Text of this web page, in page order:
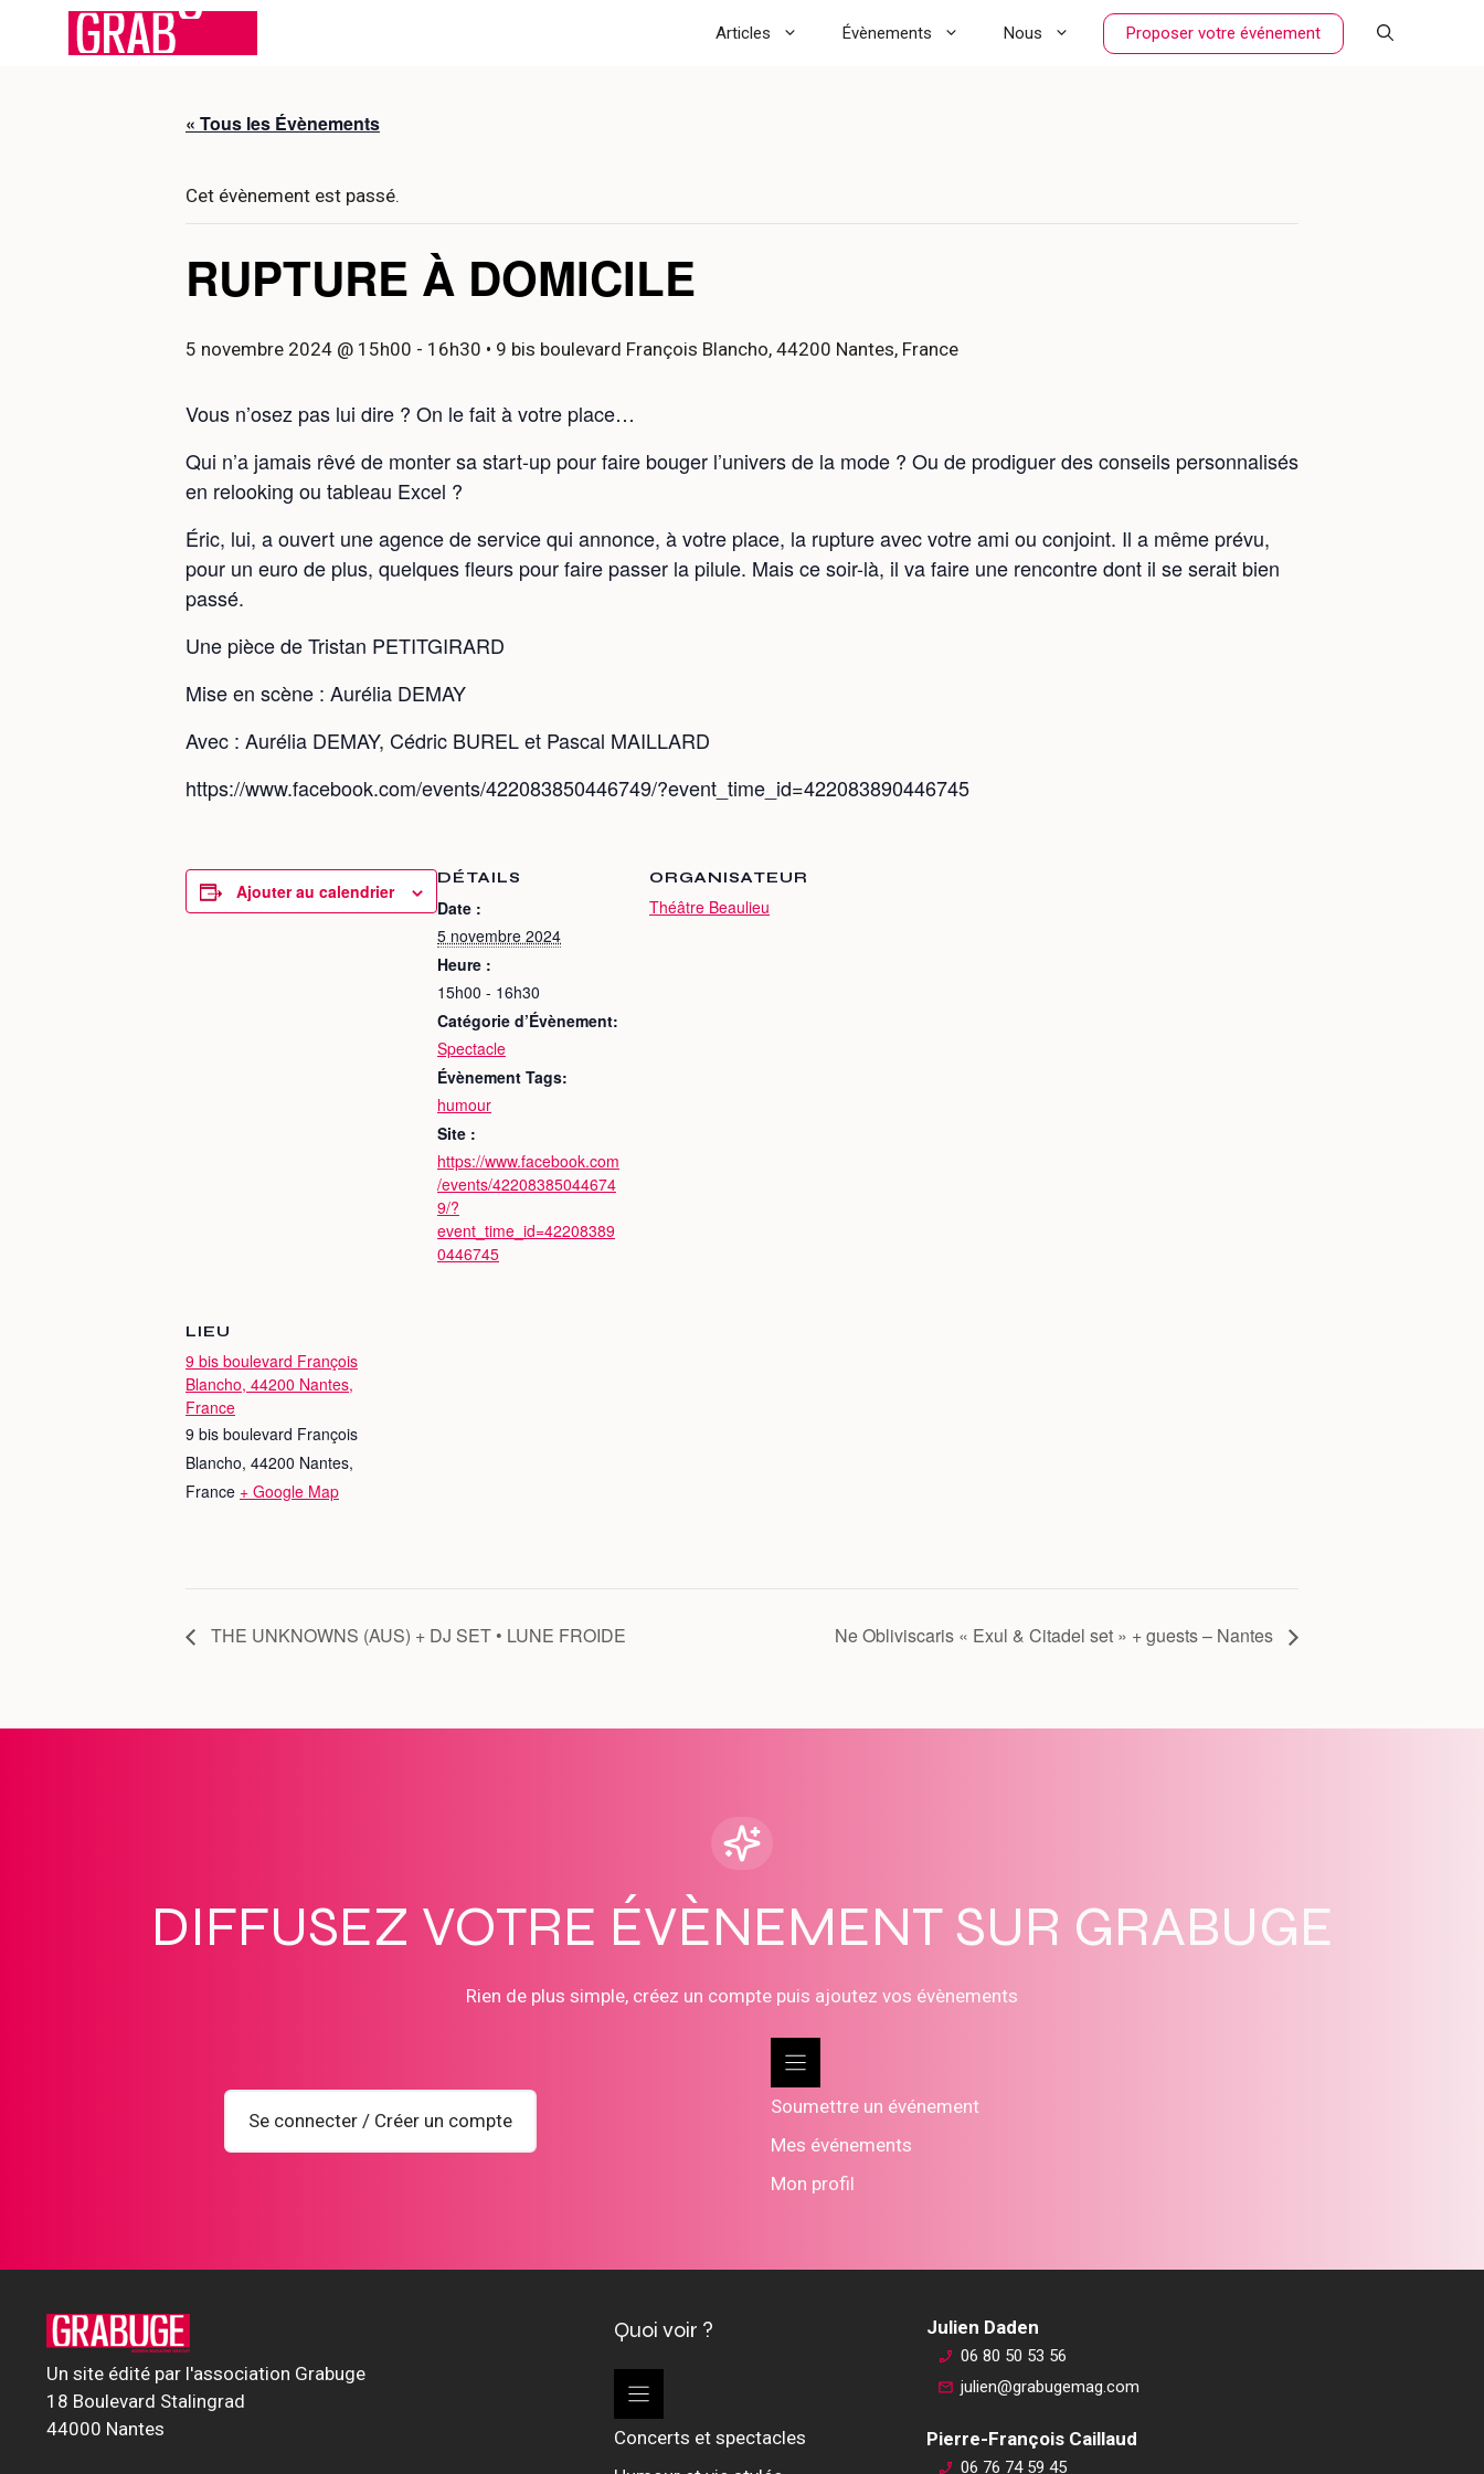
Articles Évènements Nous Proposer votre événement
« Tous les Évènements
Cet évènement est passé.
RUPTURE À DOMICILE
5 novembre 2024 @ 15h00 - 16h30 • 9 bis boulevard François Blancho, 44200 Nantes, France
Vous n’osez pas lui dire ? On le fait à votre place…
Qui n’a jamais rêvé de monter sa start-up pour faire bouger l’univers de la mode ? Ou de prodiguer des conseils personnalisés
en relooking ou tableau Excel ?
Éric, lui, a ouvert une agence de service qui annonce, à votre place, la rupture avec votre ami ou conjoint. Il a même prévu,
pour un euro de plus, quelques fleurs pour faire passer la pilule. Mais ce soir-là, il va faire une rencontre dont il se serait bien
passé.
Une pièce de Tristan PETITGIRARD
Mise en scène : Aurélia DEMAY
Avec : Aurélia DEMAY, Cédric BUREL et Pascal MAILLARD
https://www.facebook.com/events/422083850446749/?event_time_id=422083890446745
Ajouter au calendrier
DÉTAILS
Date :
5 novembre 2024
Heure :
15h00 - 16h30
Catégorie d’Évènement:
Spectacle
Évènement Tags:
humour
Site :
https://www.facebook.com
/events/42208385044674
9/?
event_time_id=42208389
0446745
ORGANISATEUR
Théâtre Beaulieu
LIEU
9 bis boulevard François
Blancho, 44200 Nantes,
France
9 bis boulevard François
Blancho, 44200 Nantes,
France + Google Map
THE UNKNOWNS (AUS) + DJ SET • LUNE FROIDE Ne Obliviscaris « Exul & Citadel set » + guests – Nantes
DIFFUSEZ VOTRE ÉVÈNEMENT SUR GRABUGE
Rien de plus simple, créez un compte puis ajoutez vos évènements
Se connecter / Créer un compte
Soumettre un événement
Mes événements
Mon profil
Un site édité par l'association Grabuge
18 Boulevard Stalingrad
44000 Nantes
Quoi voir ?
Concerts et spectacles
Julien Daden
06 80 50 53 56
julien@grabugemag.com
Pierre-François Caillaud
06 76 74 59 45